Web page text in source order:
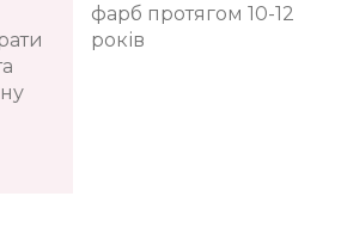
фарб протягом 10-12
років